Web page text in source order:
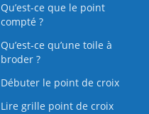
Qu’est-ce que le point
compté ?
Qu’est‑ce qu’une toile à
broder ?
Débuter le point de croix
Lire grille point de croix